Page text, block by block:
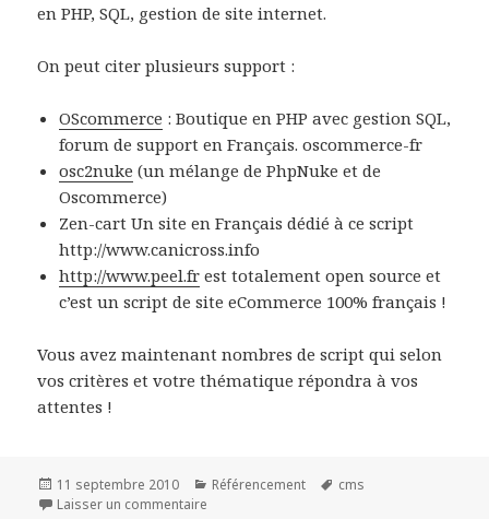
en PHP, SQL, gestion de site internet.
On peut citer plusieurs support :
OScommerce : Boutique en PHP avec gestion SQL,
forum de support en Français. oscommerce-fr
osc2nuke (un mélange de PhpNuke et de
Oscommerce)
Zen-cart Un site en Français dédié à ce script
http://www.canicross.info
http://www.peel.fr est totalement open source et
c’est un script de site eCommerce 100% français !
Vous avez maintenant nombres de script qui selon
vos critères et votre thématique répondra à vos
attentes !
Publié
le
11 septembre 2010 Catégories
Référencement
Mots-
cms
Laisser un commentaire